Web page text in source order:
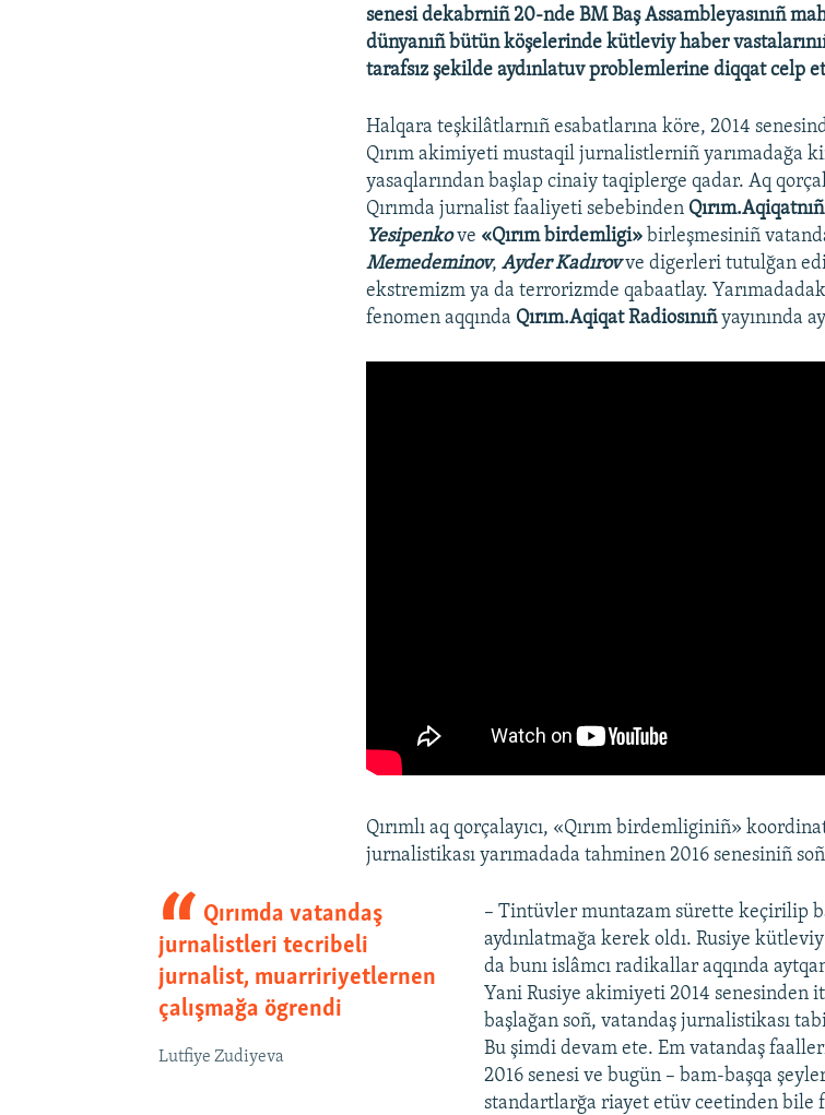
senesi dekabrniñ 20-nde BM Baş Assambleyasınıñ
dünyanıñ bütün köşelerinde kütleviy haber
tarafsız şekilde aydınlatuv problemlerine diqqat celp
Halqara teşkilâtlarnıñ esabatlarına köre, 2014
Qırım akimiyeti mustaqil jurnalistlerniñ yarımadağa
yasaqlarından başlap cinaiy taqiplerge qadar. Aq
Qırımda jurnalist faaliyeti sebebinden Qırım.Aqiqatnıñ
Yesipenkove «Qırım birdemligi» birleşmesiniñ
Memedeminov,Ayder Kadırovve digerleri tutulğan
ekstremizm ya da terrorizmde qabaatlay.
fenomen aqqında Qırım.Aqiqat Radiosınıñyayınında
Qırımlı aq qorçalayıcı, «Qırım birdemliginiñ»
jurnalistikası yarımadada tahminen 2016 senesiniñ
Qırımda vatandaş
jurnalistleri tecribeli
jurnalist, muarririyetlernen
çalışmağa ögrendi
Lutfiye Zudiyeva
– Tintüvler muntazam sürette keçirilip
aydınlatmağa kerek oldı. Rusiye
da bunı islâmcı radikallar aqqında
Yani Rusiye akimiyeti 2014
başlağan soñ, vatandaş jurnalistikası
Bu şimdi devam ete. Em vatandaş
2016 senesi ve bugün – bam-başqa
standartlarğa riayet etüv ceetinden bile